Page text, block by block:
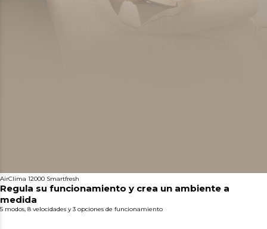
AirClima 12000 Smartfresh
Regula su funcionamiento y crea un ambiente a
medida
5 modos, 8 velocidades y 3 opciones de funcionamiento